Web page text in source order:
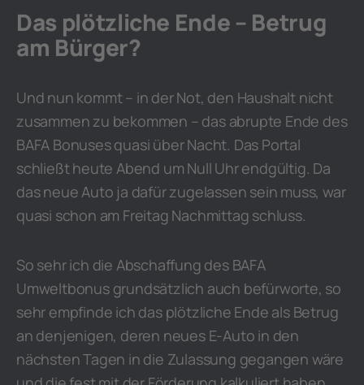
Das plötzliche Ende – Betrug
am Bürger?
Und nun kommt – in der Not, den Haushalt nicht
zusammen zu bekommen – das abrupte Ende des
BAFA Bonuses quasi über Nacht. Das Portal
schließt heute Abend um Null Uhr endgültig. Da
das neue Auto ja dafür zugelassen sein muss, war
quasi schon am Freitag Nachmittag schluss.
So sehr ich die Abschaffung des BAFA
Umweltbonus grundsätzlich auch befürworte, so
sehr empfinde ich das plötzliche Ende als Betrug
an denjenigen, deren neues E-Auto in den
nächsten Tagen in die Zulassung gegangen wäre